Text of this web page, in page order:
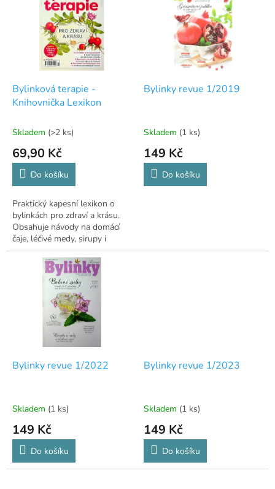
Bylinková terapie -
Knihovnička Lexikon
Skladem (>2 ks)
69,90 Kč
Do košíku
Praktický kapesní lexikon o
bylinkách pro zdraví a krásu.
Obsahuje návody na domácí
čaje, léčivé medy, sirupy i
hubnutí.
Bylinky revue 1/2019
Skladem (1 ks)
149 Kč
Do košíku
Bylinky revue 1/2022
Skladem (1 ks)
149 Kč
Do košíku
Bylinky revue 1/2023
Skladem (1 ks)
149 Kč
Do košíku